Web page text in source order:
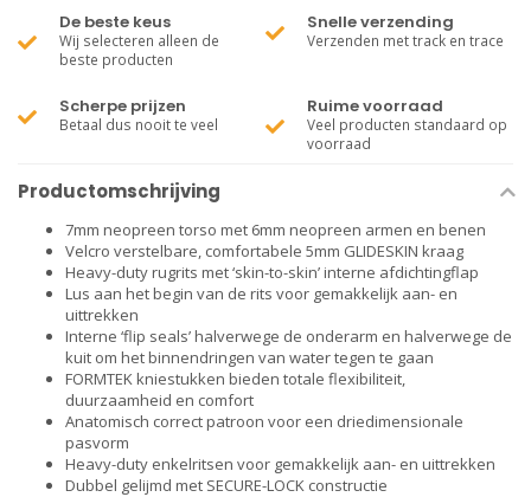
De beste keus
Wij selecteren alleen de
beste producten
Snelle verzending
Verzenden met track en trace
Scherpe prijzen
Betaal dus nooit te veel
Ruime voorraad
Veel producten standaard op
voorraad
Productomschrijving
7mm neopreen torso met 6mm neopreen armen en benen
Velcro verstelbare, comfortabele 5mm GLIDESKIN kraag
Heavy-duty rugrits met ‘skin-to-skin’ interne afdichtingflap
Lus aan het begin van de rits voor gemakkelijk aan- en
uittrekken
Interne ‘flip seals’ halverwege de onderarm en halverwege de
kuit om het binnendringen van water tegen te gaan
FORMTEK kniestukken bieden totale flexibiliteit,
duurzaamheid en comfort
Anatomisch correct patroon voor een driedimensionale
pasvorm
Heavy-duty enkelritsen voor gemakkelijk aan- en uittrekken
Dubbel gelijmd met SECURE-LOCK constructie